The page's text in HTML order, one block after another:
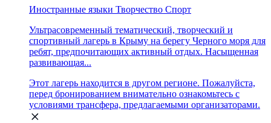
Иностранные языки Творчество Спорт
Ультрасовременный тематический, творческий и
спортивный лагерь в Крыму на берегу Черного моря для
ребят, предпочитающих активный отдых. Насыщенная
развивающая...
Этот лагерь находится в другом регионе. Пожалуйста,
перед бронированием внимательно ознакомьтесь с
условиями трансфера, предлагаемыми организаторами.